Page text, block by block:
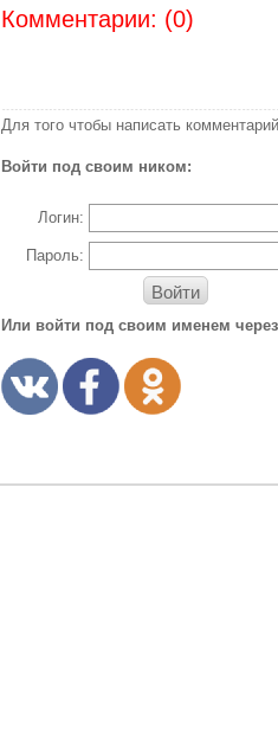
Комментарии: (0)
Для того чтобы написать
Войти под своим ником:
Логин:
Пароль:
Войти
Или войти под своим именем